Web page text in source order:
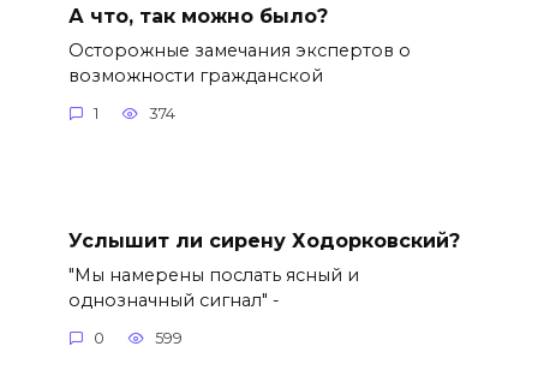
А что, так можно было?
Осторожные замечания экспертов о
возможности гражданской
1 374
Услышит ли сирену Ходорковский?
"Мы намерены послать ясный и
однозначный сигнал" -
0 599